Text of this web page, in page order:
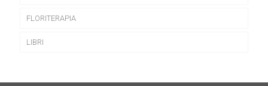
FLORITERAPIA
LIBRI